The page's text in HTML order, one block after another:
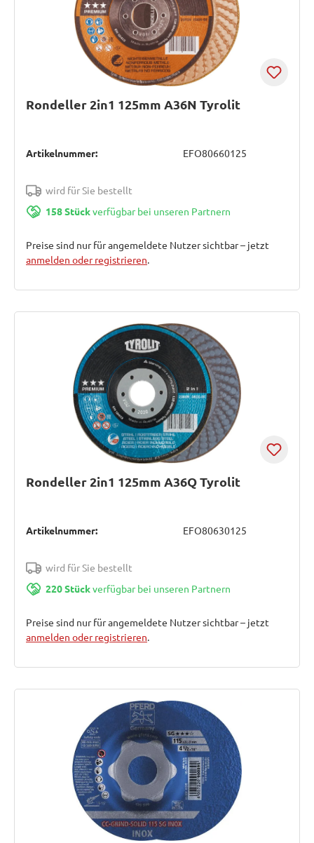
Rondeller 2in1 125mm A36N Tyrolit
Artikelnummer: EFO80660125
wird für Sie bestellt
158 Stückverfügbar bei unseren Partnern
Preise sind nur für angemeldete Nutzer sichtbar – jetzt
anmelden oder registrieren.
Rondeller 2in1 125mm A36Q Tyrolit
Artikelnummer: EFO80630125
wird für Sie bestellt
220 Stückverfügbar bei unseren Partnern
Preise sind nur für angemeldete Nutzer sichtbar – jetzt
anmelden oder registrieren.